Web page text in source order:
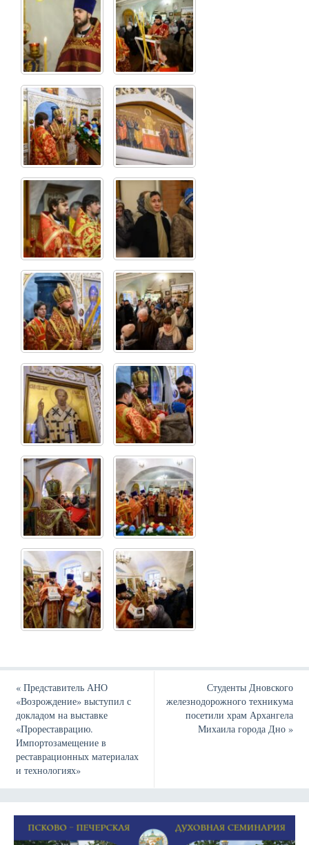
«Представитель АНО
«Возрождение» выступил с
докладом на выставке
«Прореставрацию.
Импортозамещение в
реставрационных материалах
и технологиях»
Студенты Дновского
железнодорожного техникума
посетили храм Архангела
Михаила города Дно»